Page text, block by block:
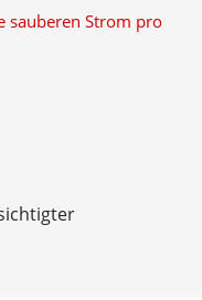
sauberen Strom pro